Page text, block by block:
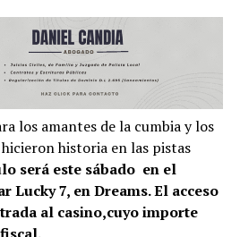
los amantes de la cumbia y los
historia en las pistas
será este sábado en el
Lucky 7, en Dreams. El acceso
al casino,cuyo importe